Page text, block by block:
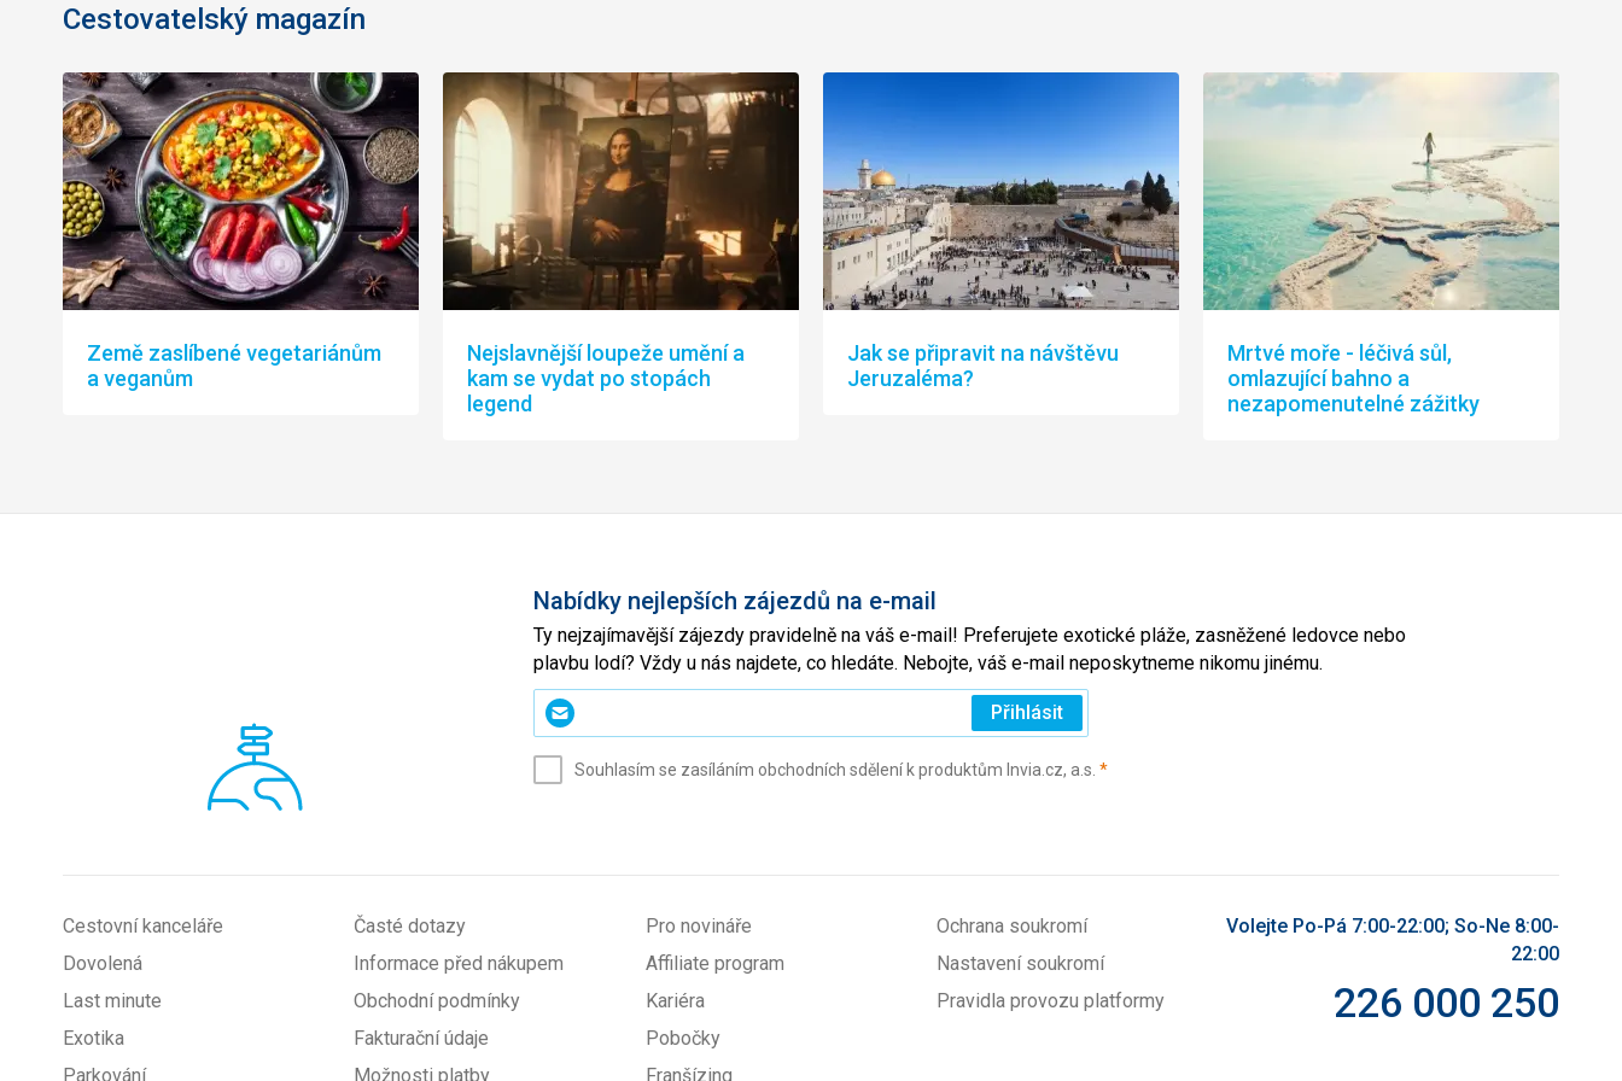
Cestovatelský magazín
Země zaslíbené vegetariánům
a veganům
Nejslavnější loupeže umění a
kam se vydat po stopách
legend
Jak se připravit na návštěvu
Jeruzaléma?
Mrtvé moře - léčivá sůl,
omlazující bahno a
nezapomenutelné zážitky
Nabídky nejlepších zájezdů na e-mail
Ty nejzajímavější zájezdy pravidelně na váš e-mail! Preferujete exotické pláže, zasněžené ledovce nebo
plavbu lodí? Vždy u nás najdete, co hledáte. Nebojte, váš e-mail neposkytneme nikomu jinému.
Zadejte
svůj
Přihlásit
Souhlasím se zasíláním obchodních sdělení k produktům Invia.cz, a.s. *(povinné)
Cestovní kanceláře
Dovolená
Last minute
Exotika
Parkování
Časté dotazy
Informace před nákupem
Obchodní podmínky
Fakturační údaje
Možnosti platby
Pro novináře
Affiliate program
Kariéra
Pobočky
Franšízing
Ochrana soukromí
Nastavení soukromí
Pravidla provozu platformy
Volejte Po-Pá 7:00-22:00; So-Ne 8:00-
22:00
226 000 250